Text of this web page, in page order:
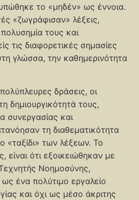
το «μηδέν» ως έννοια.
«ζωγράφισαν» λέξεις,
τους και
τις διαφορετικές σημασίες
γλώσσα, την καθημερινότητα
δράσεις, οι
δημιουργικότητά τους,
συνεργασίας και
τη διαθεματικότητα
«ταξίδι» των λέξεων. Το
είναι ότι εξοικειώθηκαν με
Νοημοσύνης,
ένα πολύτιμο εργαλείο
και όχι ως μέσο άκριτης